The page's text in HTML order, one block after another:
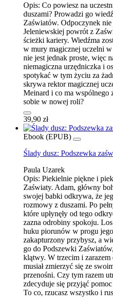
Opis: Co powiesz na
duszami? Prowadzi go
Zaświatów. Odpoczynek
Jeleniewskiej powrót z
ścieżki kariery. Wiedźma
w mury magicznej uczelni
nie jest jednak proste, więc
niemagiczna urzędniczka i
spotykać w tym życiu za
skrywa rektor magicznej
Meinard i co ma wspólnego
sobie w nowej roli?
39,90 zł
Ebook (EPUB)
Ślady dusz: Podszewka
Paula Uzarek
Opis: Piekielnie piękne i
Zaświaty. Adam, główny
swojej babki odkrywa, że
rozmowy z duszami. Po
które upłynęły od tego
zazna odrobiny spokoju.
huku piorunów w progu
zakapturzony przybysz, a
go do Podszewki
klątwy. W trzecim i
musiał zmierzyć się ze
przenośni. Czy tym razem
zdecyduje się przyjąć
To co, rzucasz wszystko i